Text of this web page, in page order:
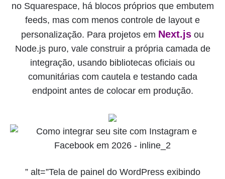
no Squarespace, há blocos próprios que embutem
feeds, mas com menos controle de layout e
personalização. Para projetos em Next.js ou
Node.js puro, vale construir a própria camada de
integração, usando bibliotecas oficiais ou
comunitárias com cautela e testando cada
endpoint antes de colocar em produção.
” alt=”Tela de painel do WordPress exibindo